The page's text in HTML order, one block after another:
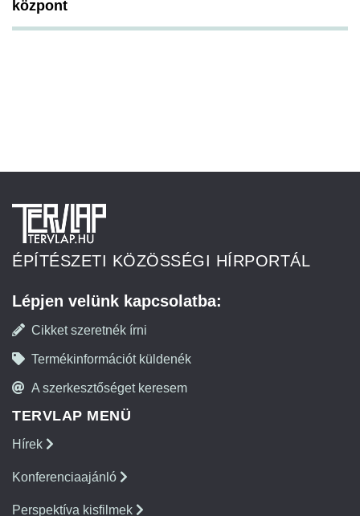
központ
ÉPÍTÉSZETI KÖZÖSSÉGI HÍRPORTÁL
Lépjen velünk kapcsolatba:
Cikket szeretnék írni
Termékinformációt küldenék
A szerkesztőséget keresem
TERVLAP MENÜ
Hírek
Konferenciaajánló
Perspektíva kisfilmek